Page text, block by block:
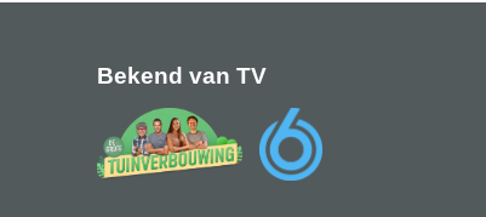
Bekend van TV